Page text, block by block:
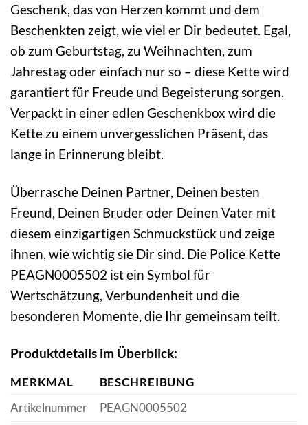
Geschenk, das von Herzen kommt und dem
Beschenkten zeigt, wie viel er Dir bedeutet. Egal,
ob zum Geburtstag, zu Weihnachten, zum
Jahrestag oder einfach nur so – diese Kette wird
garantiert für Freude und Begeisterung sorgen.
Verpackt in einer edlen Geschenkbox wird die
Kette zu einem unvergesslichen Präsent, das
lange in Erinnerung bleibt.
Überrasche Deinen Partner, Deinen besten
Freund, Deinen Bruder oder Deinen Vater mit
diesem einzigartigen Schmuckstück und zeige
ihnen, wie wichtig sie Dir sind. Die Police Kette
PEAGN0005502 ist ein Symbol für
Wertschätzung, Verbundenheit und die
besonderen Momente, die Ihr gemeinsam teilt.
Produktdetails im Überblick:
MERKMAL
BESCHREIBUNG
Artikelnummer
PEAGN0005502